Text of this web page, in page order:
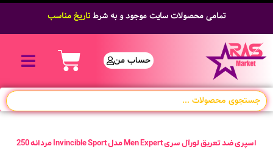
تمامی محصولات سایت موجود و به شرط
تاریخ مناسب
قیمت مناسب
حساب من
اسپری ضد تعریق لورآل سری Men Expert مدل Invincible Sport مردانه 250